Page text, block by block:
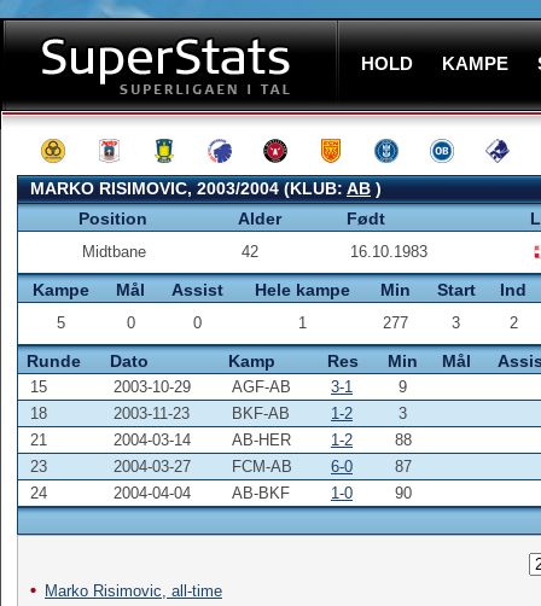
HOLD KAMPE
MARKO RISIMOVIC, 2003/2004 (KLUB:AB)
Position
Alder Født
Midtbane 42 16.10.1983
Kampe Mål Assist Hele kampe Min Start Ind
5 0 0 1 277 3 2
Runde Dato Kamp Res Min Mål
15 2003-10-29 AGF-AB 3-1
9
18
2003-11-23 BKF-AB 1-2
3
21
2004-03-14 AB-HER 1-2
88
23
2004-03-27 FCM-AB 6-0
87
24
2004-04-04 AB-BKF 1-0 90
Marko Risimovic, all-time